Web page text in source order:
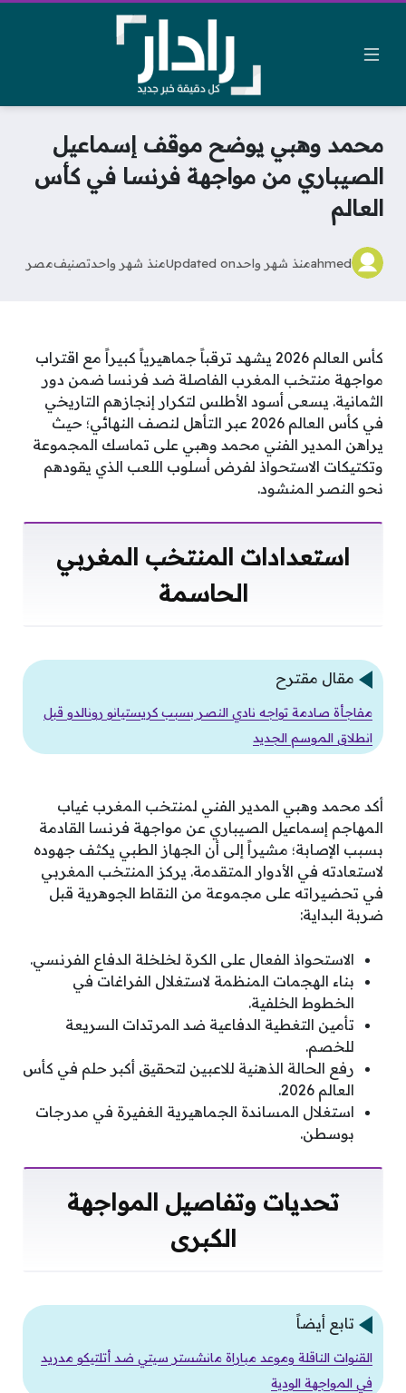
محمد وهبي يوضح موقف إسماعيل
الصيباري من مواجهة فرنسا في كأس
العالم
ahmedمنذ شهر واحدUpdated onمنذ شهر واحدتصنيفمصر
كأس العالم 2026 يشهد ترقباً جماهيرياً كبيراً مع اقتراب
مواجهة منتخب المغرب الفاصلة ضد فرنسا ضمن دور
الثمانية. يسعى أسود الأطلس لتكرار إنجازهم التاريخي
في كأس العالم 2026 عبر التأهل لنصف النهائي؛ حيث
يراهن المدير الفني محمد وهبي على تماسك المجموعة
وتكتيكات الاستحواذ لفرض أسلوب اللعب الذي يقودهم
نحو النصر المنشود.
استعدادات المنتخب المغربي
الحاسمة
مقال مقترح
مفاجأة صادمة تواجه نادي النصر بسبب كريستيانو رونالدو قبل
انطلاق الموسم الجديد
أكد محمد وهبي المدير الفني لمنتخب المغرب غياب
المهاجم إسماعيل الصيباري عن مواجهة فرنسا القادمة
بسبب الإصابة؛ مشيراً إلى أن الجهاز الطبي يكثف جهوده
لاستعادته في الأدوار المتقدمة. يركز المنتخب المغربي
في تحضيراته على مجموعة من النقاط الجوهرية قبل
ضربة البداية:
الاستحواذ الفعال على الكرة لخلخلة الدفاع الفرنسي.
بناء الهجمات المنظمة لاستغلال الفراغات في
الخطوط الخلفية.
تأمين التغطية الدفاعية ضد المرتدات السريعة
للخصم.
رفع الحالة الذهنية للاعبين لتحقيق أكبر حلم في كأس
العالم 2026.
استغلال المساندة الجماهيرية الغفيرة في مدرجات
بوسطن.
تحديات وتفاصيل المواجهة
الكبرى
تابع أيضاً
القنوات الناقلة وموعد مباراة مانشستر سيتي ضد أتلتيكو مدريد
في المواجهة الودية